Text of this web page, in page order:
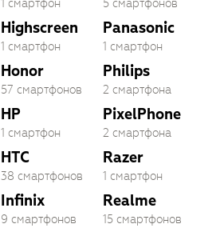
Highscreen
1 смартфон
Honor
57 смартфонов
HP
1 смартфон
HTC
38 смартфонов
Infinix
9 смартфонов
Panasonic
1 смартфон
Philips
2 смартфона
PixelPhone
2 смартфона
Razer
1 смартфон
Realme
15 смартфонов